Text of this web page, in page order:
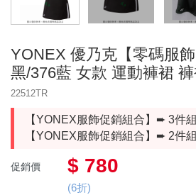
✧官網限定 單件45折起✧
✧٩ 優惠服飾 و✧
⏦ MIZUNO服飾 ⏦
群岳嚴選 ⌔F4自有品牌⌔
服飾
男上衣
YONEX 優乃克【零碼服
黑/376藍 女款 運動褲裙
22512TR
【YONEX服飾促銷組合】➨ 3件
【YONEX服飾促銷組合】➨ 2件
促銷價 $ 780
(6折)